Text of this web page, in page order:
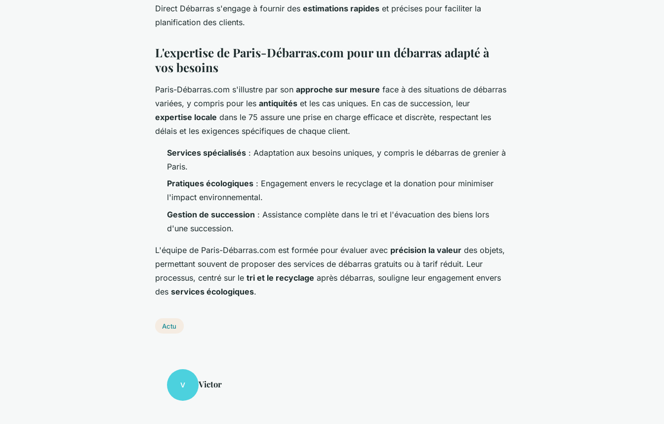
Direct Débarras s'engage à fournir des estimations rapides et précises pour faciliter la
planification des clients.
L'expertise de Paris-Débarras.com pour un débarras adapté à
vos besoins
Paris-Débarras.com s'illustre par son approche sur mesure face à des situations de débarras
variées, y compris pour les antiquités et les cas uniques. En cas de succession, leur
expertise locale dans le 75 assure une prise en charge efficace et discrète, respectant les
délais et les exigences spécifiques de chaque client.
Services spécialisés : Adaptation aux besoins uniques, y compris le débarras de grenier à
Paris.
Pratiques écologiques : Engagement envers le recyclage et la donation pour minimiser
l'impact environnemental.
Gestion de succession : Assistance complète dans le tri et l'évacuation des biens lors
d'une succession.
L'équipe de Paris-Débarras.com est formée pour évaluer avec précision la valeur des objets,
permettant souvent de proposer des services de débarras gratuits ou à tarif réduit. Leur
processus, centré sur le tri et le recyclage après débarras, souligne leur engagement envers
des services écologiques.
Actu
V Victor